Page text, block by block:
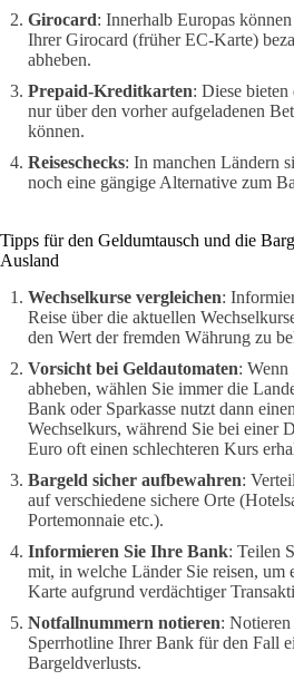
Girocard: Innerhalb Europas
Ihrer Girocard (früher EC-Karte)
abheben.
Prepaid-Kreditkarten: Diese bieten
nur über den vorher aufgeladenen
können.
Reiseschecks: In manchen Ländern
noch eine gängige Alternative zum
Tipps für den Geldumtausch und die
Ausland
Wechselkurse vergleichen:
Reise über die aktuellen
den Wert der fremden Währung zu
Vorsicht bei Geldautomaten: Wenn
abheben, wählen Sie immer die
Bank oder Sparkasse nutzt dann
Wechselkurs, während Sie bei einer
Euro oft einen schlechteren Kurs
Bargeld sicher aufbewahren:
auf verschiedene sichere Orte
Portemonnaie etc.).
Informieren Sie Ihre Bank: Teilen
mit, in welche Länder Sie reisen, um
Karte aufgrund verdächtiger
Notfallnummern notieren:
Sperrhotline Ihrer Bank für den Fall
Bargeldverlusts.